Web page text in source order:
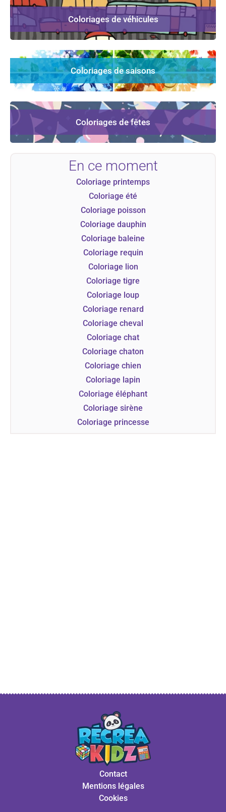
Coloriages de véhicules
Coloriages de saisons
Coloriages de fêtes
En ce moment
Coloriage printemps
Coloriage été
Coloriage poisson
Coloriage dauphin
Coloriage baleine
Coloriage requin
Coloriage lion
Coloriage tigre
Coloriage loup
Coloriage renard
Coloriage cheval
Coloriage chat
Coloriage chaton
Coloriage chien
Coloriage lapin
Coloriage éléphant
Coloriage sirène
Coloriage princesse
Contact
Mentions légales
Cookies